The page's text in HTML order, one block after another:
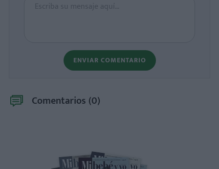
ENVIAR COMENTARIO
Comentarios (0)